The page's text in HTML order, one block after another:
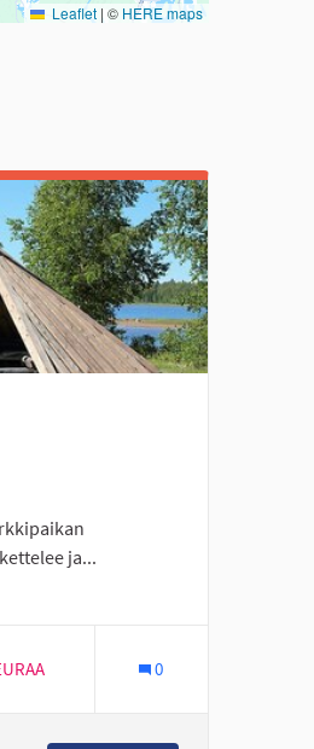
Leaflet | © HERE maps
ja...
Seinäjoki
0